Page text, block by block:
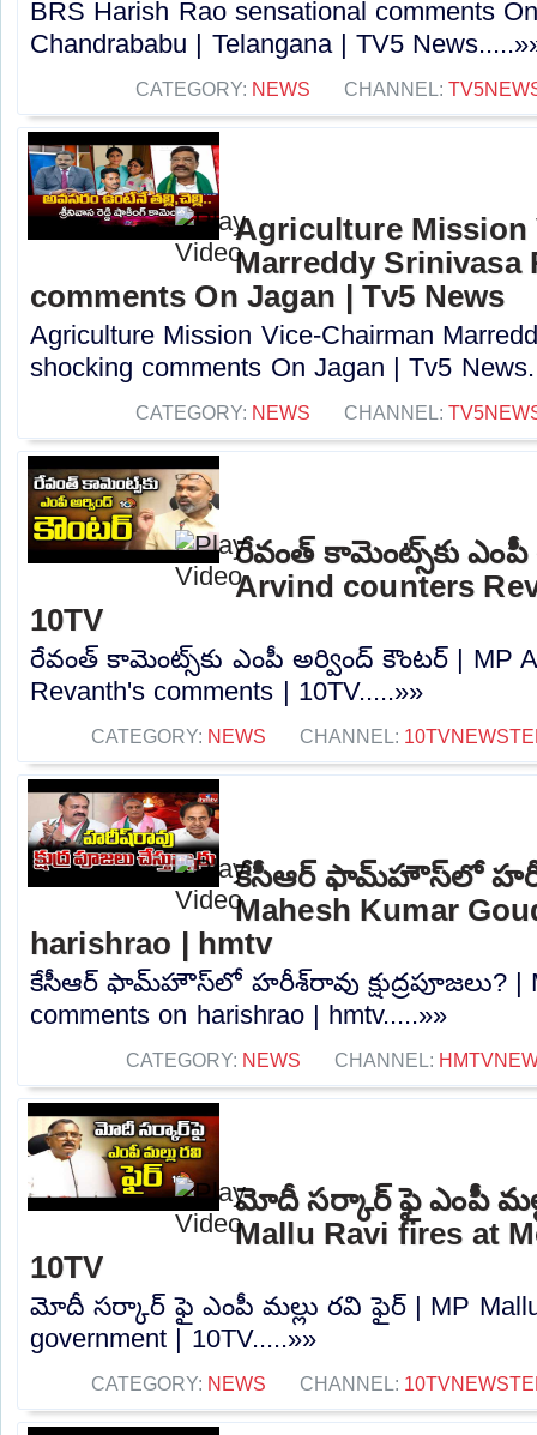
BRS Harish Rao sensational comments
Chandrababu | Telangana | TV5
CATEGORY: NEWS CHANNEL:
Agriculture Mission
Marreddy Srinivasa
comments On Jagan | Tv5 News
Agriculture Mission Vice-Chairman
shocking comments On Jagan | Tv5
CATEGORY: NEWS CHANNEL:
రేవంత్ కామెంట్స్‌కు ఎంపీ
Arvind counters
10TV
రేవంత్ కామెంట్స్‌కు ఎంపీ అర్వింద్ కౌంటర్ | MP
Revanth's comments | 10TV.....»»
CATEGORY: NEWS CHANNEL:
కేసీఆర్ ఫామ్‌హౌస్‌లో
Mahesh Kumar
harishrao | hmtv
కేసీఆర్ ఫామ్‌హౌస్‌లో హరీశ్‌రావు క్షుద్రపూజలు? |
comments on harishrao | hmtv.....»»
CATEGORY: NEWS CHANNEL:
మోదీ సర్కార్ ఫై ఎంపీ
Mallu Ravi fires at
10TV
మోదీ సర్కార్ ఫై ఎంపీ మల్లు రవి ఫైర్ | MP Mallu
government | 10TV.....»»
CATEGORY: NEWS CHANNEL: